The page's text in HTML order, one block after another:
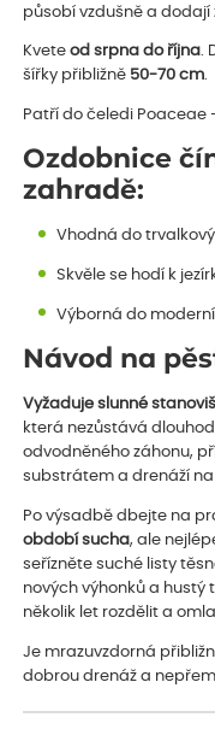
působí vzdušně a dodají
Kveteod srpna do října.
šířky přibližně 50-70 cm.
Patří do čeledi Poaceae
Ozdobnice
zahradě:
Vhodná do
Skvěle se hodí k
Výborná do
Návod na
Vyžaduje slunné
která nezůstává
odvodněného záhonu,
substrátem a drenáží na
Po výsadbě dbejte na
období sucha, ale
seřízněte suché listy
nových výhonků a hustý
několik let rozdělit a
Je mrazuvzdorná
dobrou drenáž a